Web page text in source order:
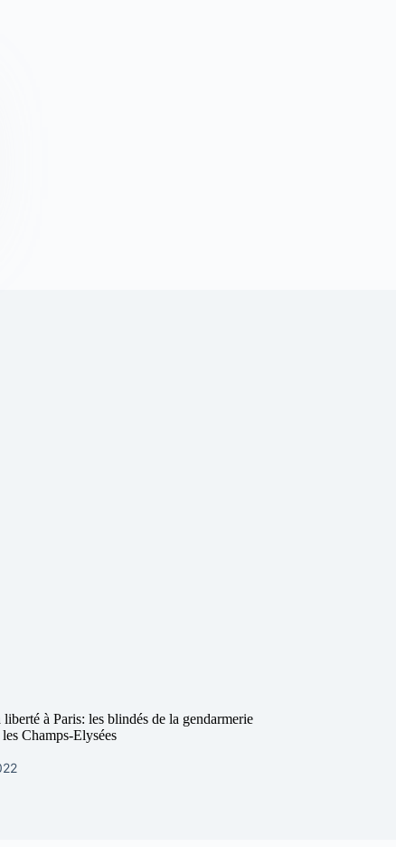
à Paris: les blindés de la gendarmerie
Champs-Elysées